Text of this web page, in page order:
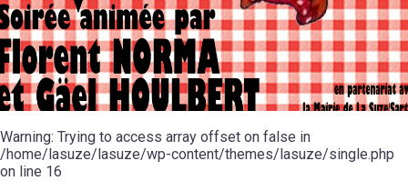
20ÈME
SIÈCLE
RÉUNIONS
DU
CONSEIL
MUNICIPAL
ARRÊTÉS
ET
DÉCISIONS
DU
MAIRE
MOT
DE
LA
MINORITÉ
LES
ÉCOLES
/
LE
COLLÈGE
ESPACE
JEUNES
11
18
:
ASSOCIATION
ENVIRONNEMENT
L'EAU
ET
L'ASSAINISSEMENT
LA
RÉSIDENCE
AUTONOMIE
LE
CCAS
LA
POLICE
DE
MUSIQUE
L'ÉCOLE
COMMUNAUTAIRE
DE
DANSE
LA
PISCINE
ASSOCIATIONS
VOIE
VERTE
VISITES
ET
DÉCOUVERTES
LES
RANDONNÉES
LE
POUR
CAMPING-
CARS
TENTES
Warning: Trying to access array offset on false in
/home/lasuze/lasuze/wp-content/themes/lasuze/single.php
on line 16